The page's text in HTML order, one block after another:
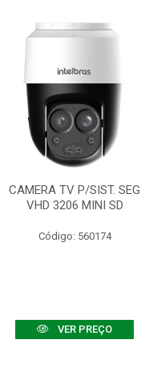
CAMERA TV P/SIST. SEG
VHD 3206 MINI SD
Código: 560174
VER PREÇO